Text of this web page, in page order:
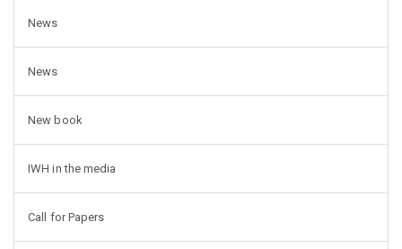
News
News
New book
IWH in the media
Call for Papers